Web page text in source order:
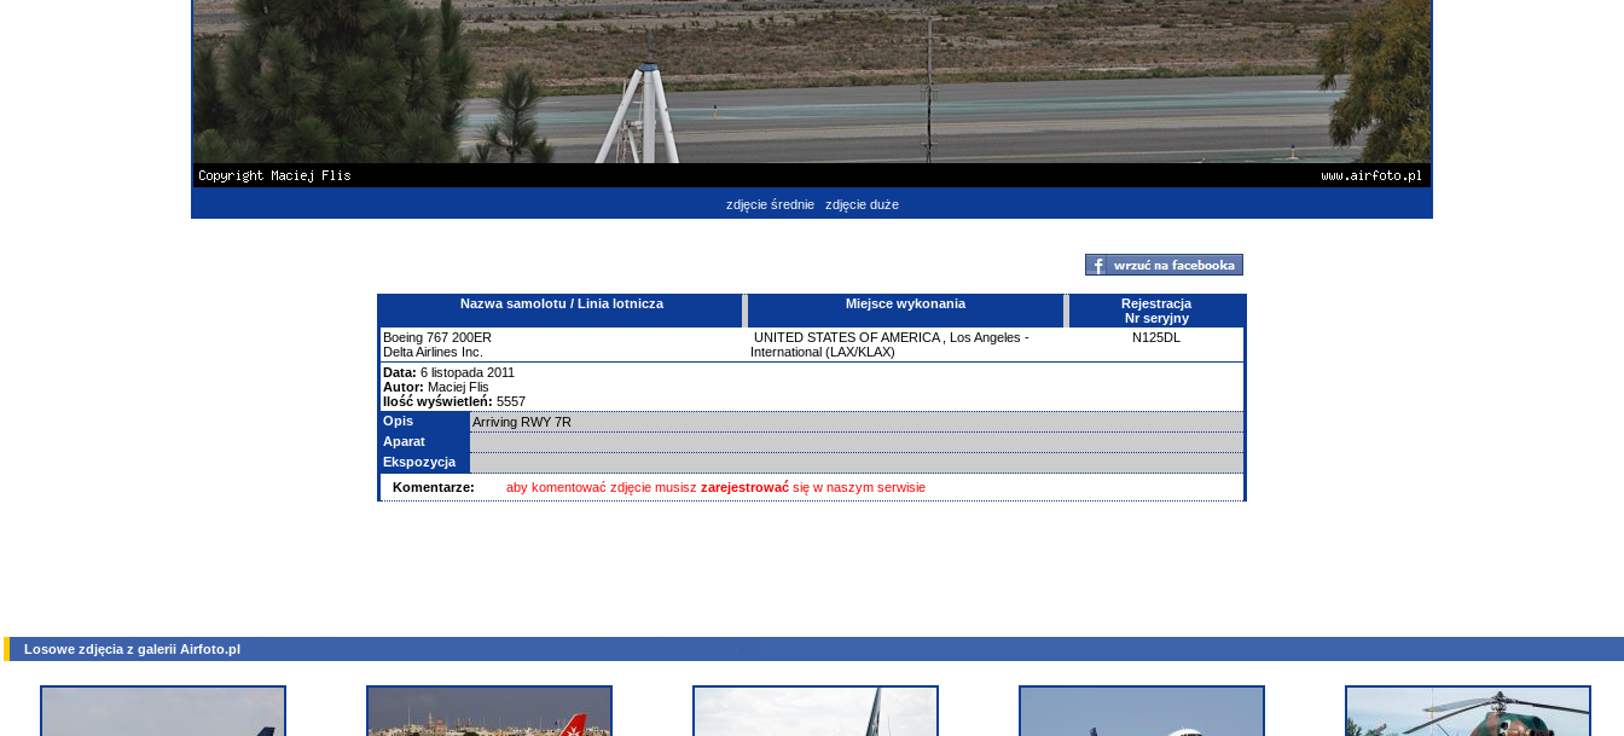
zdjęcie średnie zdjęcie duże
Nazwa samolotu / Linia lotnicza Miejsce wykonania
Rejestracja
Nr seryjny
Boeing 767 200ER
Delta Airlines Inc.
UNITED STATES OF AMERICA, Los Angeles -
International (LAX/KLAX)
N125DL
Data: 6 listopada 2011
Autor: Maciej Flis
Ilość wyświetleń: 5557
Opis
Arriving RWY 7R
Aparat
Ekspozycja
Komentarze:
aby komentować zdjęcie musisz zarejestrować się w naszym serwisie
Losowe zdjęcia z galerii Airfoto.pl